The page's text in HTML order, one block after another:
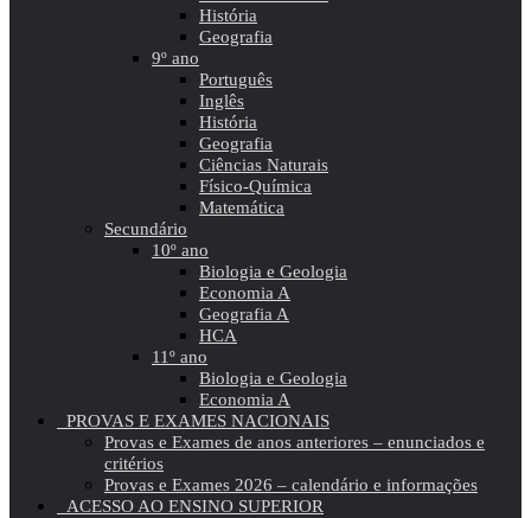
História
Geografia
9º ano
Português
Inglês
História
Geografia
Ciências Naturais
Físico-Química
Matemática
Secundário
10º ano
Biologia e Geologia
Economia A
Geografia A
HCA
11º ano
Biologia e Geologia
Economia A
PROVAS E EXAMES NACIONAIS
Provas e Exames de anos anteriores – enunciados e
critérios
Provas e Exames 2026 – calendário e informações
ACESSO AO ENSINO SUPERIOR